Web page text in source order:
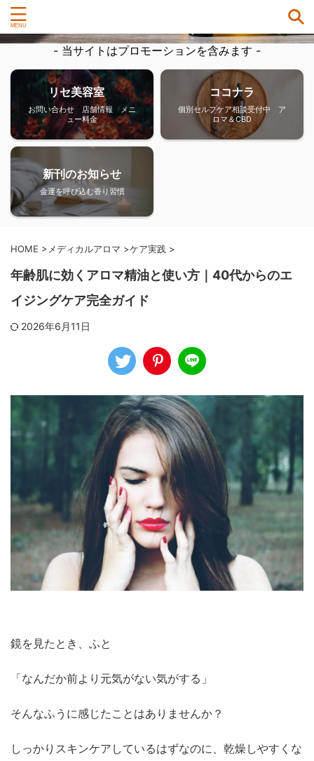
- 当サイトはプロモーションを含みます -
リセ美容室
お問い合わせ 店舗情報 メニ
ュー料金
ココナラ
個別セルフケア相談受付中 ア
ロマ＆CBD
新刊のお知らせ
金運を呼び込む香り習慣
HOME > メディカルアロマ >ケア実践 >
年齢肌に効くアロマ精油と使い方｜40代からのエ
イジングケア完全ガイド
2026年6月11日
鏡を見たとき、ふと
「なんだか前より元気がない気がする」
そんなふうに感じたことはありませんか？
しっかりスキンケアしているはずなのに、乾燥しやすくな